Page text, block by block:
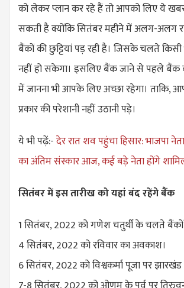
को लेकर प्लान कर रहे हैं तो आपको लिए ये खबर
सकती है क्योंकि सितंबर महीने में अलग-अलग
बैंकों की छुट्टियां पड़ रही है। जिसके चलते किसी
नहीं हो सकेगा। इसलिए बैंक जाने से पहले बैंक
में जानना भी आपके लिए अच्छा रहेगा। ताकि,
प्रकार की परेशानी नहीं उठानी पड़े।
ये भी पढ़ें:-देर रात शव पहुंचा हिसार: भाजपा
का अंतिम संस्कार आज, कई बड़े नेता होंगे
सितंबर में इस तारीख को यहां बंद रहेंगे बैंक
1 सितंबर, 2022 को गणेश चतुर्थी के चलते बैंकों
4 सितंबर, 2022 को रविवार का अवकाश।
6 सितंबर, 2022 को विश्वकर्मा पूजा पर